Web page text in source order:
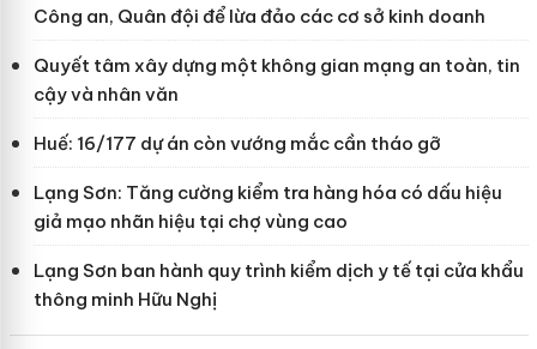
Công an, Quân đội để lừa đảo các cơ sở kinh doanh
Quyết tâm xây dựng một không gian mạng an toàn, tin
cậy và nhân văn
Huế: 16/177 dự án còn vướng mắc cần tháo gỡ
Lạng Sơn: Tăng cường kiểm tra hàng hóa có dấu hiệu
giả mạo nhãn hiệu tại chợ vùng cao
Lạng Sơn ban hành quy trình kiểm dịch y tế tại cửa khẩu
thông minh Hữu Nghị